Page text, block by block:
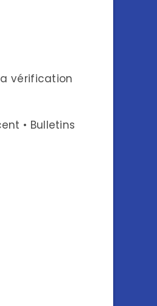
vérification
• Bulletins